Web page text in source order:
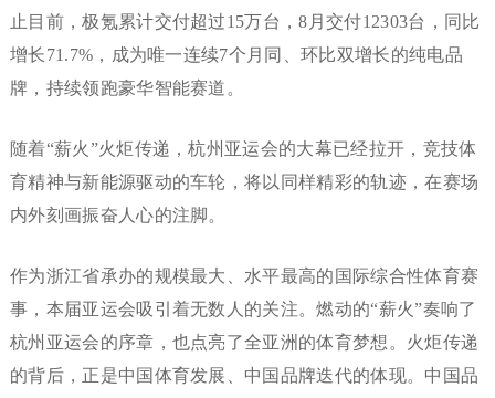
止目前，极氪累计交付超过15万台，8月交付12303台，同比
增长71.7%，成为唯一连续7个月同、环比双增长的纯电品
牌，持续领跑豪华智能赛道。
随着“薪火”火炬传递，杭州亚运会的大幕已经拉开，竞技体
育精神与新能源驱动的车轮，将以同样精彩的轨迹，在赛场
内外刻画振奋人心的注脚。
作为浙江省承办的规模最大、水平最高的国际综合性体育赛
事，本届亚运会吸引着无数人的关注。燃动的“薪火”奏响了
杭州亚运会的序章，也点亮了全亚洲的体育梦想。火炬传递
的背后，正是中国体育发展、中国品牌迭代的体现。中国品